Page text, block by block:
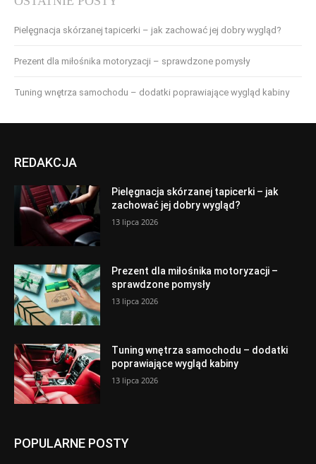
Pielęgnacja skórzanej tapicerki – jak zachować jej dobry wygląd?
Prezent dla miłośnika motoryzacji – sprawdzone pomysły
Tuning wnętrza samochodu – dodatki poprawiające wygląd kabiny
REDAKCJA
Pielęgnacja skórzanej tapicerki – jak
zachować jej dobry wygląd?
13 lipca 2026
Prezent dla miłośnika motoryzacji –
sprawdzone pomysły
13 lipca 2026
Tuning wnętrza samochodu – dodatki
poprawiające wygląd kabiny
13 lipca 2026
POPULARNE POSTY